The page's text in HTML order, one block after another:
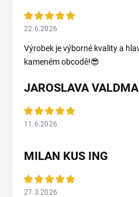
22.6.2026
Výrobek je výborné kvality a
kameném obcodě!😎
JAROSLAVA
11.6.2026
MILAN KUS ING
27.3.2026